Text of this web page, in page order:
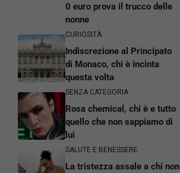
0 euro prova il trucco delle
nonne
CURIOSITÀ
Indiscrezione al Principato
di Monaco, chi è incinta
questa volta
SENZA CATEGORIA
Rosa chemical, chi è e tutto
quello che non sappiamo di
lui
SALUTE E BENESSERE
La tristezza assale a chi non